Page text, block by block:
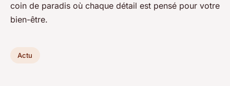
coin de paradis où chaque détail est pensé pour votre
bien-être.
Actu